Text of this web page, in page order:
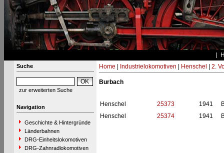
Suche
zur erweiterten Suche
Navigation
Geschichte & Hintergründe
Länderbahnen
DRG-Einheitslokomotiven
DRG-Zahnradlokomotiven
Home Industrielokomotiven Henschel 2.
Burbach
Henschel 25373 1941
Henschel
25374 1941